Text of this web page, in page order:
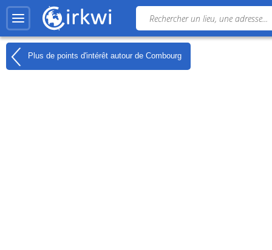
Plus de points d'intérêt autour de Combourg